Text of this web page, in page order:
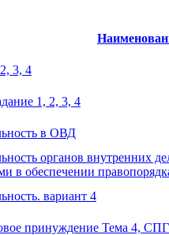
3, 4
1, 2, 3, 4
в ОВД
органов внутренних
в обеспечении
вариант 4
принуждение Тема 4,